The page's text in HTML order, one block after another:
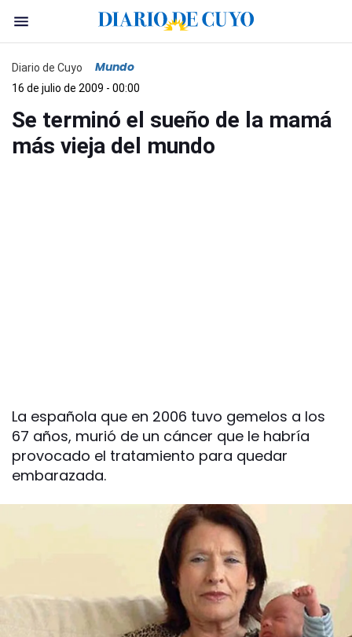
Diario de Cuyo Mundo
16 de julio de 2009 - 00:00
Se terminó el sueño de la mamá
más vieja del mundo
La española que en 2006 tuvo gemelos a los
67 años, murió de un cáncer que le habría
provocado el tratamiento para quedar
embarazada.